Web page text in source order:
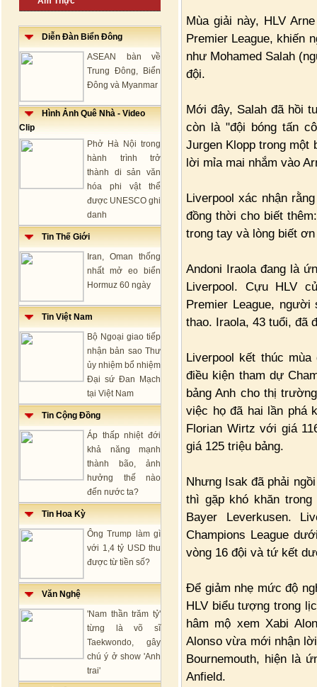
Diễn Đàn Biển Đông
ASEAN bàn về
Trung Đông, Biển
Đông và Myanmar
Hình Ảnh Quê Nhà - Video
Clip
Phở Hà Nội trong
hành trình trở
thành di sản văn
hóa phi vật thể
được UNESCO ghi
danh
Tin Thế Giới
Iran, Oman thống
nhất mở eo biển
Hormuz 60 ngày
Tin Việt Nam
Bộ Ngoại giao tiếp
nhận bản sao Thư
ủy nhiệm bổ nhiệm
Đại sứ Đan Mạch
tại Việt Nam
Tin Cộng Đồng
Áp thấp nhiệt đới
khả năng mạnh
thành bão, ảnh
hưởng thế nào
đến nước ta?
Tin Hoa Kỳ
Ông Trump làm gì
với 1,4 tỷ USD thu
được từ tiền số?
Văn Nghệ
'Nam thần trăm tỷ'
từng là võ sĩ
Taekwondo, gây
chú ý ở show 'Anh
trai'
Mùa giải này, HLV
Premier League, khiến
như Mohamed Salah
đội.
Mới đây, Salah đã hồi
còn là "đội bóng tấn
Jurgen Klopp trong một
lời mỉa mai nhắm vào
Liverpool xác nhận
đồng thời cho biết
trong tay và lòng biết
Andoni Iraola đang là
Liverpool. Cựu HLV
Premier League,
thao. Iraola, 43 tuổi, đã
Liverpool kết thúc
điều kiện tham dự
bảng Anh cho thị
việc họ đã hai lần phá
Florian Wirtz với giá
giá 125 triệu bảng.
Nhưng Isak đã phải
thì gặp khó khăn
Bayer Leverkusen.
Champions League
vòng 16 đội và tứ kết
Để giảm nhẹ mức độ
HLV biểu tượng trong
hâm mộ xem Xabi
Alonso vừa mới nhận
Bournemouth, hiện là
Anfield.